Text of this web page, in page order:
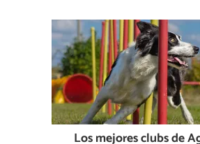
Los mejores clubs de